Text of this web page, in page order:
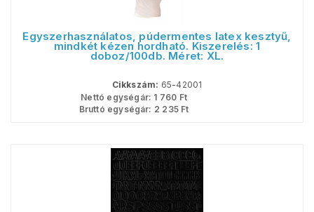
Egyszerhasználatos, púdermentes latex kesztyű,
mindkét kézen hordható. Kiszerelés: 1
doboz/100db. Méret: XL.
Cikkszám: 65-42001
Nettó egységár: 1 760 Ft
Bruttó egységár: 2 235Ft